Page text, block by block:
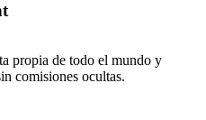
propia de todo el mundo y
comisiones ocultas.